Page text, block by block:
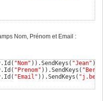
Nom, Prénom et Email :
( "Nom" ) ) .SendKeys ( "Jean" )
( "Prenom" ) ) .SendKeys (
( "Email" ) ) .SendKeys (